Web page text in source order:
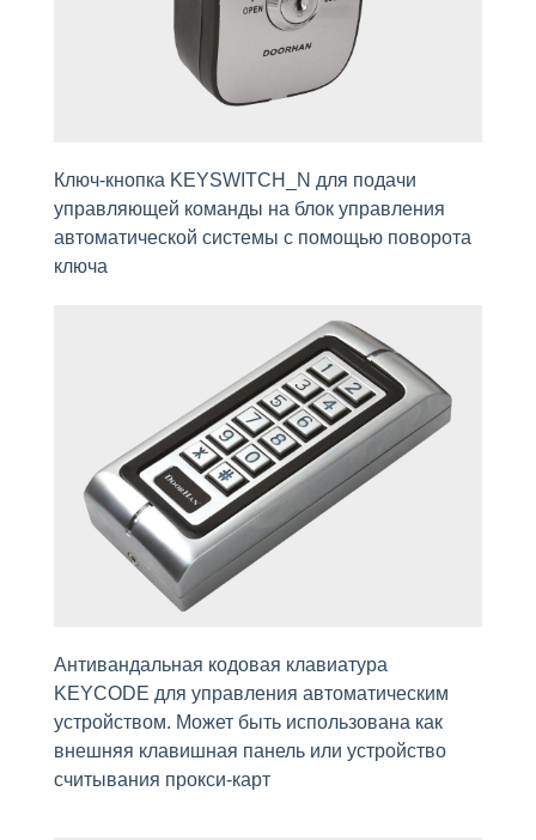
Ключ-кнопка KEYSWITCH_N для подачи
управляющей команды на блок управления
автоматической системы с помощью поворота
ключа
Антивандальная кодовая клавиатура
KEYCODE для управления автоматическим
устройством. Может быть использована как
внешняя клавишная панель или устройство
считывания прокси-карт